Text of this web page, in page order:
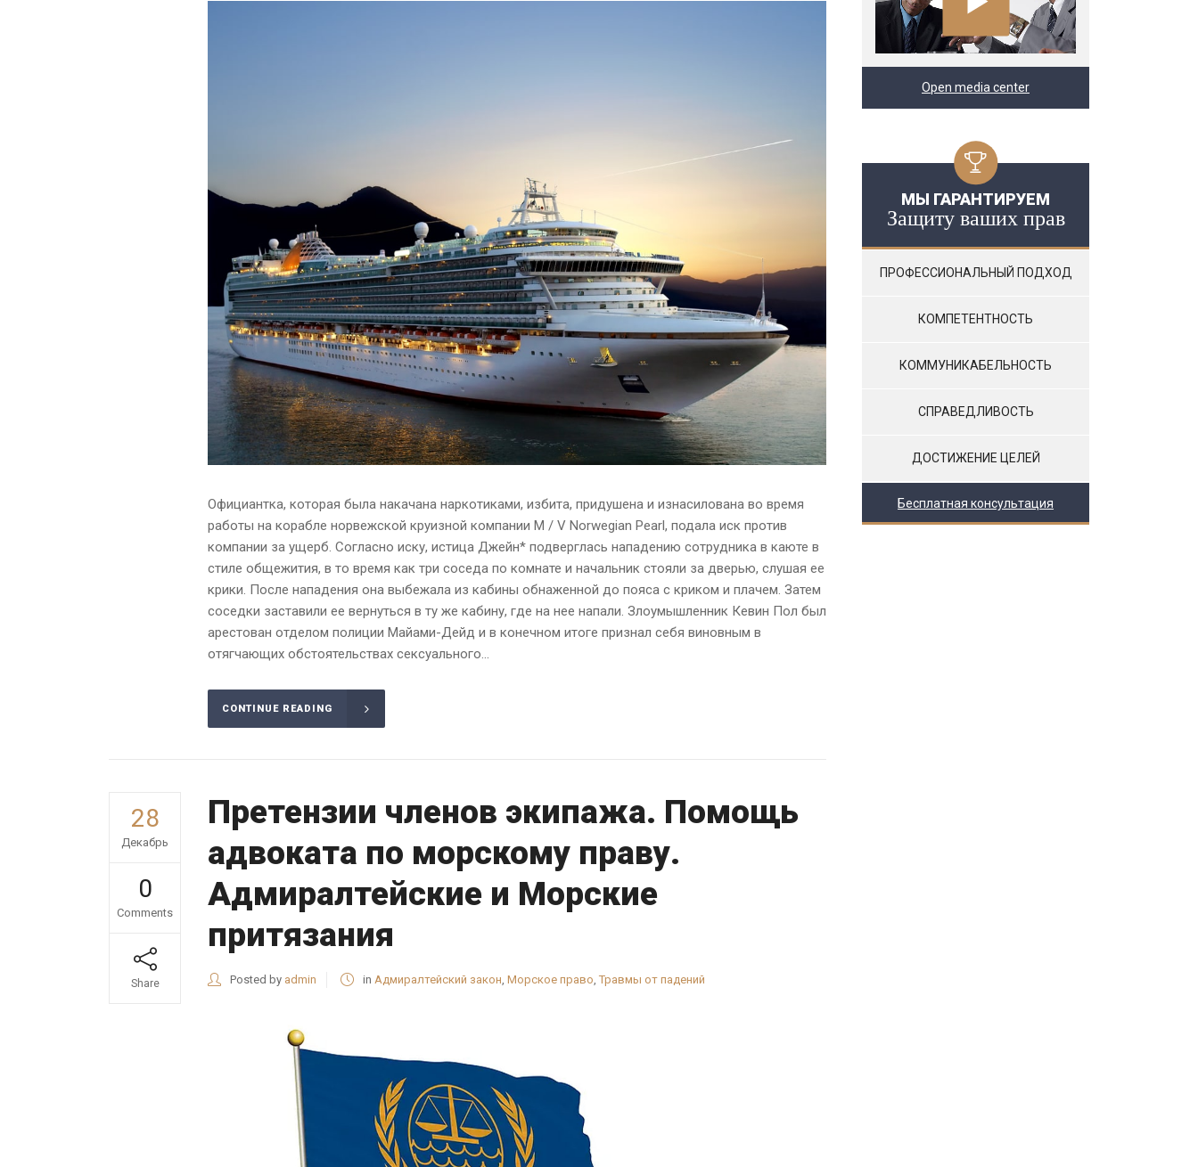
Официантка, которая была накачана наркотиками, избита, придушена и изнасилована во время
работы на корабле норвежской круизной компании M / V Norwegian Pearl, подала иск против
компании за ущерб. Согласно иску, истица Джейн* подверглась нападению сотрудника в каюте в
стиле общежития, в то время как три соседа по комнате и начальник стояли за дверью, слушая ее
крики. После нападения она выбежала из кабины обнаженной до пояса с криком и плачем. Затем
соседки заставили ее вернуться в ту же кабину, где на нее напали. Злоумышленник Кевин Пол был
арестован отделом полиции Майами-Дейд и в конечном итоге признал себя виновным в
отягчающих обстоятельствах сексуального...
CONTINUE READING
28
Декабрь
0
Comments
Share
Претензии членов экипажа. Помощь
адвоката по морскому праву.
Адмиралтейские и Морские
притязания
Posted by admin in Адмиралтейский закон, Морское право, Травмы от падений
Open media center
МЫ ГАРАНТИРУЕМ
Защиту ваших прав
ПРОФЕССИОНАЛЬНЫЙ ПОДХОД
КОМПЕТЕНТНОСТЬ
КОММУНИКАБЕЛЬНОСТЬ
СПРАВЕДЛИВОСТЬ
ДОСТИЖЕНИЕ ЦЕЛЕЙ
Бесплатная консультация